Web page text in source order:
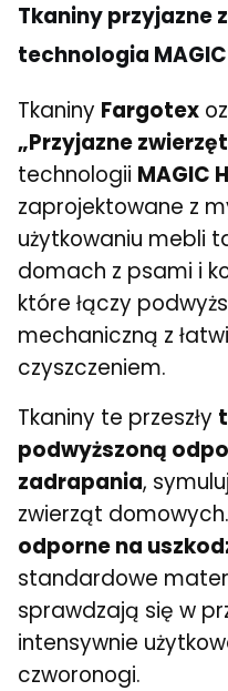
Tkaniny przyjazne
technologia
Tkaniny Fargotex
„Przyjazne
technologii MAGIC
zaprojektowane z
użytkowaniu mebli
domach z psami i
które łączy
mechaniczną z
czyszczeniem.
Tkaniny te przeszły
podwyższoną
zadrapania,
zwierząt
odporne na
standardowe
sprawdzają się w
intensywnie
czworonogi.